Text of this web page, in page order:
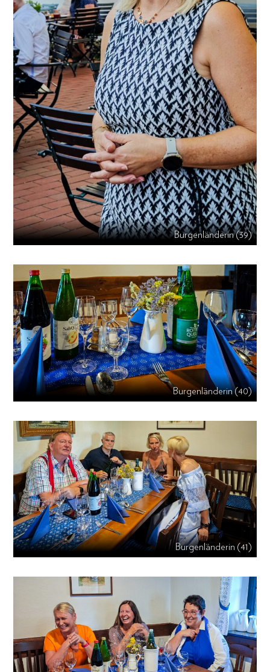
Burgenländerin (39)
Burgenländerin (40)
Burgenländerin (41)